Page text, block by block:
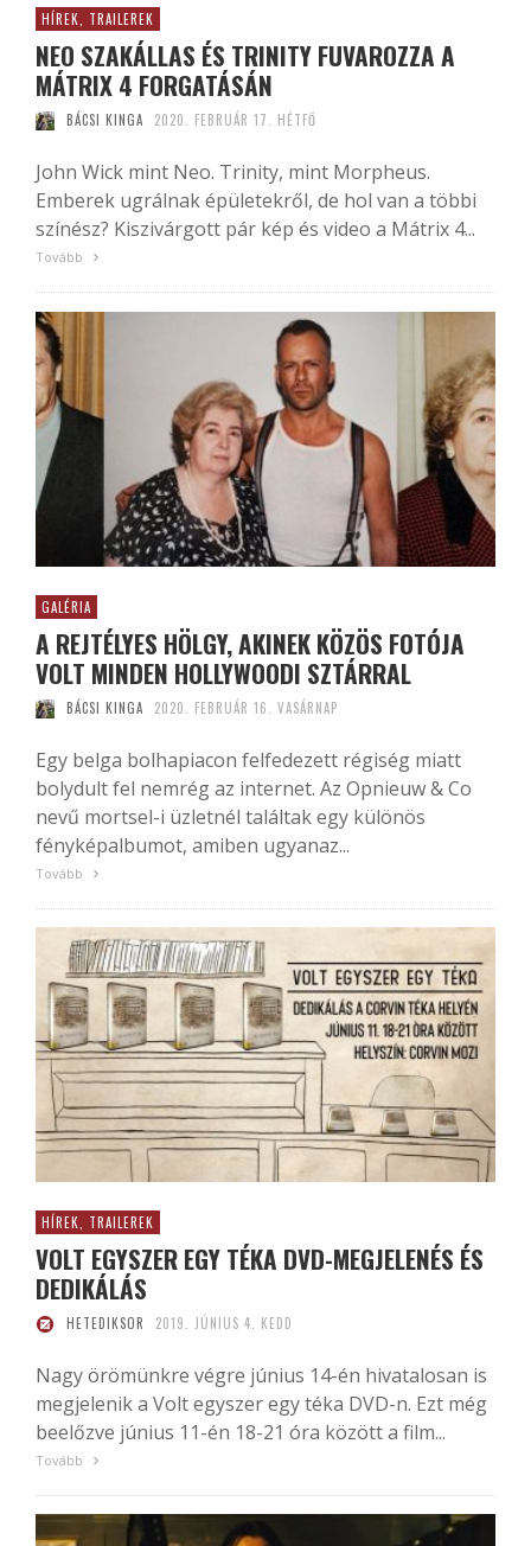
HÍREK, TRAILEREK
NEO SZAKÁLLAS ÉS TRINITY FUVAROZZA A
MÁTRIX 4 FORGATÁSÁN
BÁCSI KINGA 2020. FEBRUÁR 17. HÉTFŐ
John Wick mint Neo. Trinity, mint Morpheus.
Emberek ugrálnak épületekről, de hol van a többi
színész? Kiszivárgott pár kép és video a Mátrix 4...
Tovább
GALÉRIA
A REJTÉLYES HÖLGY, AKINEK KÖZÖS FOTÓJA
VOLT MINDEN HOLLYWOODI SZTÁRRAL
BÁCSI KINGA 2020. FEBRUÁR 16. VASÁRNAP
Egy belga bolhapiacon felfedezett régiség miatt
bolydult fel nemrég az internet. Az Opnieuw & Co
nevű mortsel-i üzletnél találtak egy különös
fényképalbumot, amiben ugyanaz...
Tovább
HÍREK, TRAILEREK
VOLT EGYSZER EGY TÉKA DVD-MEGJELENÉS ÉS
DEDIKÁLÁS
HETEDIKSOR 2019. JÚNIUS 4. KEDD
Nagy örömünkre végre június 14-én hivatalosan is
megjelenik a Volt egyszer egy téka DVD-n. Ezt még
beelőzve június 11-én 18-21 óra között a film...
Tovább